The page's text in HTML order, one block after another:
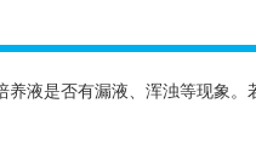
养液是否有漏液、浑浊等现象